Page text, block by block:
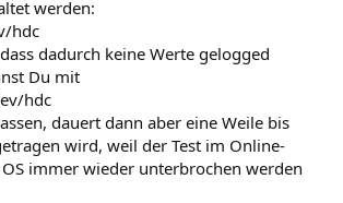
werden:
hdc
dadurch keine Werte gelogged
Du mit
hdc
dauert dann aber eine Weile bis
wird, weil der Test im Online-
immer wieder unterbrochen werden